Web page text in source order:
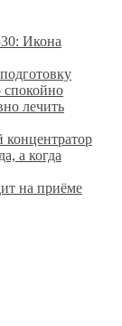
Икона
спокойно
лечить
а когда
на приёме